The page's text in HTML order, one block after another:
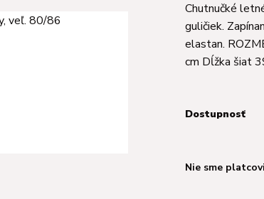
Chutnučké
guličiek.
elastan.
cm Dĺžka šiat
Dostupnosť
Nie sme